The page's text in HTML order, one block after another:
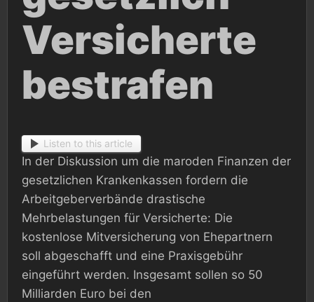
Versicherte
bestrafen
Listen to this article
In der Diskussion um die maroden Finanzen der
gesetzlichen Krankenkassen fordern die
Arbeitgeberverbände drastische
Mehrbelastungen für Versicherte: Die
kostenlose Mitversicherung von Ehepartnern
soll abgeschafft und eine Praxisgebühr
eingeführt werden. Insgesamt sollen so 50
Milliarden Euro bei den